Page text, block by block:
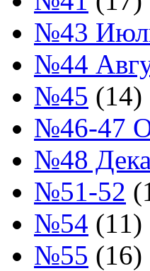
№43
№44
№45 (14)
№46-47
№48
№51-52
№54 (11)
№55 (16)